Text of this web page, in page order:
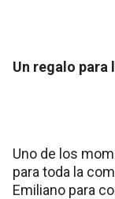
Un regalo para
Uno de los
para toda la
Emiliano para